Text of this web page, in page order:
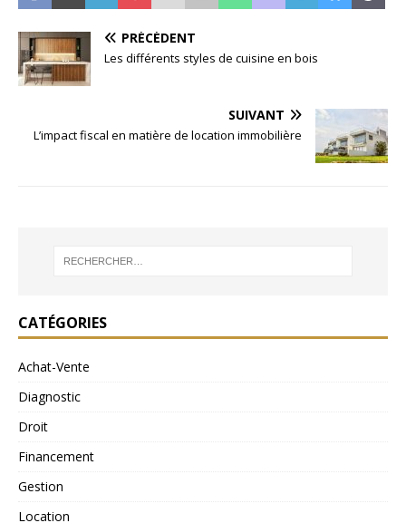
PRÉCÉDENT
Les différents styles de cuisine en bois
SUIVANT
L’impact fiscal en matière de location immobilière
CATÉGORIES
Achat-Vente
Diagnostic
Droit
Financement
Gestion
Location